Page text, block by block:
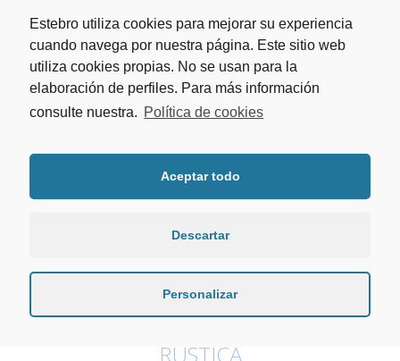
INSTALACIÓN PASO A PASO
RÚSTICA
Estebro utiliza cookies para mejorar su experiencia
cuando navega por nuestra página. Este sitio web
utiliza cookies propias. No se usan para la
elaboración de perfiles. Para más información
consulte nuestra. Política de cookies
Aceptar todo
Descartar
Personalizar